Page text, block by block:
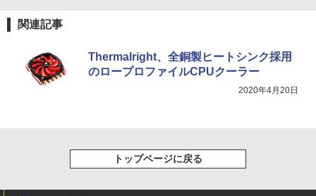
関連記事
Thermalright、全銅製ヒートシンク採用
のロープロファイルCPUクーラー
2020年4月20日
トップページに戻る